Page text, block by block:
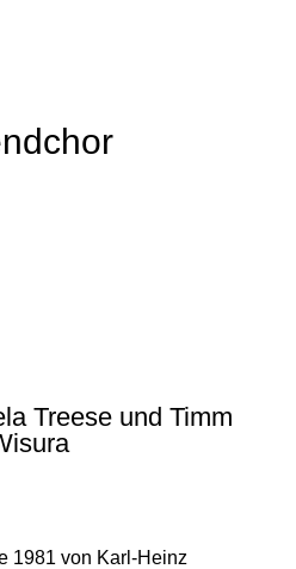
Treese und Timm
1981 von Karl-Heinz